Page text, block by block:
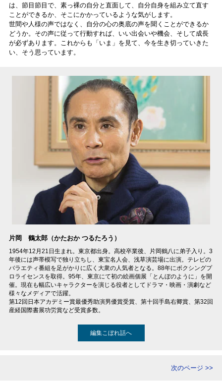
は、節目節目で、素っ裸の自分と直面して、自分自身を組み立て直す
ことができるか、そこにかかっているような気がします。
世間や人様の声ではなく、自分の心の奥底の声を聞くことができるか
どうか。その声に従って行動すれば、いい出会いや機会、そして成長
が必ずあります。これからも「いま」を見て、今を生き切っていきた
い、そう思っています。
片岡 鶴太郎（かたおか つるたろう）
1954年12月21日生まれ。東京都出身。高校卒業後、片岡鶴八に弟子入り。3
年後には声帯模写で独り立ちし、東宝名人会、浅草演芸場に出演。テレビの
バラエティ番組を足がかりに広く大衆の人気者となる。88年にボクシングプ
ロライセンスを取得。95年、東京にて初の絵画個展「とんぼのように」を開
催。現在も幅広いキャラクターを演じる役者としてドラマ・映画・演劇など
様々なメディアで活躍。
第12回日本アカデミー賞最優秀助演男優賞受賞、第十回手島右卿賞、第32回
産経国際書展功労賞など受賞多数。
編集こぼれ話へ
次のページ >>